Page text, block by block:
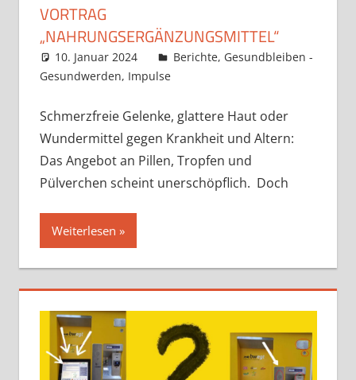
VORTRAG
„NAHRUNGSERGÄNZUNGSMITTEL“
10. Januar 2024 Claudia Ollenhauer
Berichte, Gesundbleiben -
Gesundwerden, Impulse
Schmerzfreie Gelenke, glattere Haut oder
Wundermittel gegen Krankheit und Altern:
Das Angebot an Pillen, Tropfen und
Pülverchen scheint unerschöpflich. Doch
Weiterlesen